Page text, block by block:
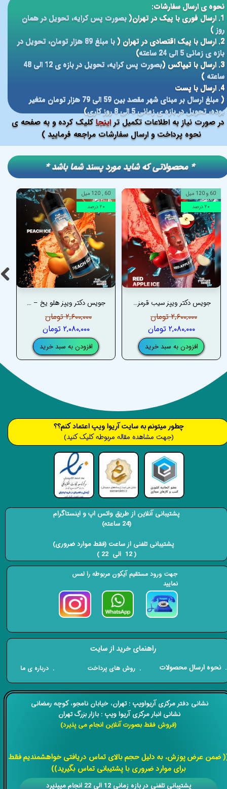
صورت نیاز به اطلاعات تکمیل تراینجا کلیک کرده و به صفحه ی
نحوه پرداخت و ارسال سفارشات مراجعه فرمایید )
نحوه ی ارسال سفارشات:
1. ارسال فوری با پیک در تهران(
بصورت پس کرایه، تحویل در همان
روز)
2. ارسال با پیک اقتصادی در تهران (
با مبلغ 89 هزار تومان، تحویل در
بازه ی زمانی 5 الی 24 ساعته
)
3. ارسال با تیپاکس (
بصورت پس کرایه، تحویل در بازه ی 12 الی 48
ساعته )
4. ارسال با پست
(
مبلغ ارسال بر مبنای شهر مقصد بین 59 الی 79 هزار تومان متغیر
بوده، تحویل در بازه ی زمانی 5 الی 8 روز کاری
)
جویس دکتر ویپز هلو یخ – DRVAPES PEACH ICE JUICE
۲,۶۰۰,۰۰۰ تومان
۲,۰۸۰,۰۰۰ تومان
افزودن به سبد خرید
60 , 120 میل
۲۰ درصد
جویس دکتر ویپز سیب قرمز یخ – DRVAPES RED APPLE ICE JUICE
۲,۶۰۰,۰۰۰ تومان
۲,۰۸۰,۰۰۰ تومان
افزودن به سبد خرید
60 و 120 میل
۲۰ درصد
​​* محصولاتی که شاید مورد پسند شما باشد *
​​نشانی دفتر مرکزی آریواویپ : تهران، خیابان نامجو،کوچه رمضانی
نشانی انبار مرکزی آریوا ویپ : بازار بزرگ تهران
(فروش فقط بصورت آنلاین انجام می پذیرد)
ضمن عرض پوزش، به دلیل حجم بالای تماس دریافتی خواهشمندیم فقط
برای موارد ضروری با پشتیبانی تماس بگیرید))
​​پشتیبانی تلفنی در بازه زمانی 12 الی 22 انجام میپذیرد
​​​چطور میتونم به سایت آریوا ویپ اعتماد کنم؟؟
(جهت مشاهده مقاله مربوطه کلیک کنید)
راهنمای خرید از سایت
​. نحوه ارسال محصولات . روش های پرداخت . درباره ی ما
پشتیبانی آنلاین از طریق واتس اپ و اینستاگرام
(24 ساعته)
​​​​​​​ پشتیبانی تلفنی از ساعت (فقط موارد ضروری)
( 12 الی 22 ) ​​​​​​​
جهت ورود مستقیم آیکون مربوطه را لمس
نمایید